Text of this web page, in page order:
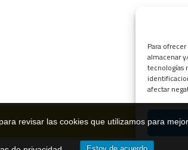
Para
almacenar
tecnologías
afectar
revisar las cookies que utilizamos para